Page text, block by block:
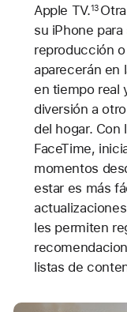
Apple TV.13
su iPhone
reproducción
aparecerán en
en tiempo real
diversión a
del hogar.
FaceTime,
momentos
estar es más
les permiten
listas de